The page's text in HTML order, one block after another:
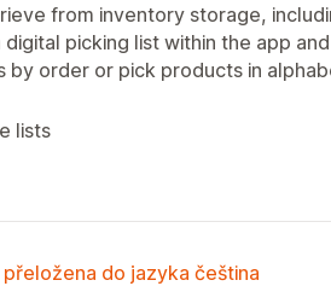
from inventory storage,
picking list within the app
order or pick products in
lists
do jazyka čeština